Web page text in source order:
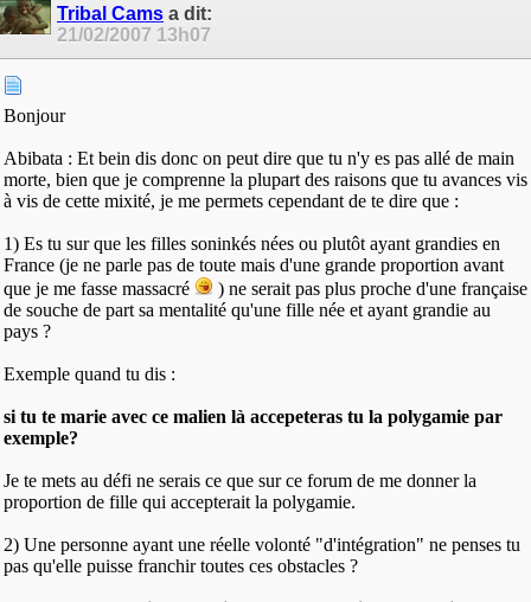
Tribal Cams a dit:
21/02/2007 13h07
Bonjour
Abibata : Et bein dis donc on peut dire que tu n'y es pas allé de main
morte, bien que je comprenne la plupart des raisons que tu avances vis
à vis de cette mixité, je me permets cependant de te dire que :
1) Es tu sur que les filles soninkés nées ou plutôt ayant grandies en
France (je ne parle pas de toute mais d'une grande proportion avant
que je me fasse massacré
) ne serait pas plus proche d'une française
de souche de part sa mentalité qu'une fille née et ayant grandie au
pays ?
Exemple quand tu dis :
si tu te marie avec ce malien là accepeteras tu la polygamie par
exemple?
Je te mets au défi ne serais ce que sur ce forum de me donner la
proportion de fille qui accepterait la polygamie.
2) Une personne ayant une réelle volonté "d'intégration" ne penses tu
pas qu'elle puisse franchir toutes ces obstacles ?